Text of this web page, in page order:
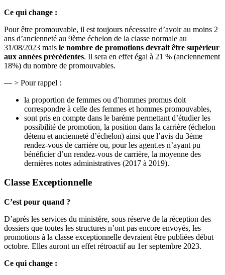
Ce qui change :
Pour être promouvable, il est toujours nécessaire d’avoir au moins 2
ans d’ancienneté au 9ème échelon de la classe normale au
31/08/2023 mais le nombre de promotions devrait être supérieur
aux années précédentes. Il sera en effet égal à 21 % (anciennement
18%) du nombre de promouvables.
— > Pour rappel :
la proportion de femmes ou d’hommes promus doit
correspondre à celle des femmes et hommes promouvables,
sont pris en compte dans le barème permettant d’étudier les
possibilité de promotion, la position dans la carrière (échelon
détenu et ancienneté d’échelon) ainsi que l’avis du 3ème
rendez-vous de carrière ou, pour les agent.es n’ayant pu
bénéficier d’un rendez-vous de carrière, la moyenne des
dernières notes administratives (2017 à 2019).
Classe Exceptionnelle
C’est pour quand ?
D’après les services du ministère, sous réserve de la réception des
dossiers que toutes les structures n’ont pas encore envoyés, les
promotions à la classe exceptionnelle devraient être publiées début
octobre. Elles auront un effet rétroactif au 1er septembre 2023.
Ce qui change :